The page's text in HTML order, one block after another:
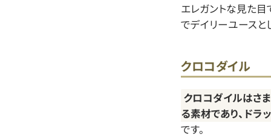
エレガントな見た目
でデイリーユースと
クロコダイル
クロコダイルはさ
る素材であり、ド
です。